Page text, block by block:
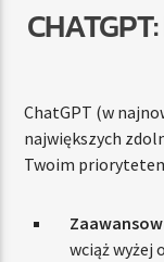
ChatGPT (w
największych
Twoim
wciąż wyżej